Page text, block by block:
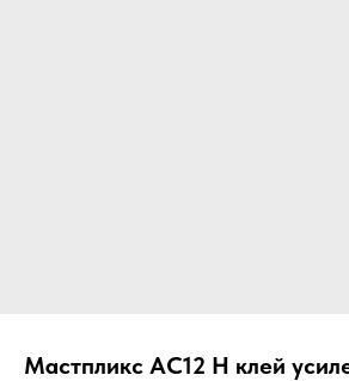
Мастпликс AC12 H клей